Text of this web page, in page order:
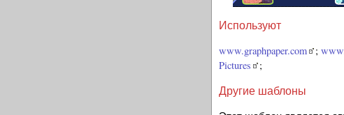
Используют
www.graphpaper.com ;
Pictures
;
Другие шаблоны